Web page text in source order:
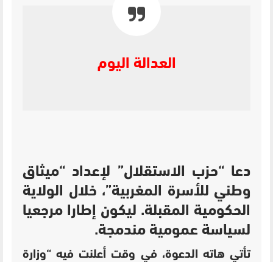
العدالة اليوم
دعا “حزب الاستقلال” لإعداد “ميثاق
وطني للأسرة المغربية”، خلال الولاية
الحكومية المقبلة. ليكون إطارا مرجعيا
لسياسة عمومية مندمجة.
تأتي هاته الدعوة، في وقت أعلنت فيه “وزارة